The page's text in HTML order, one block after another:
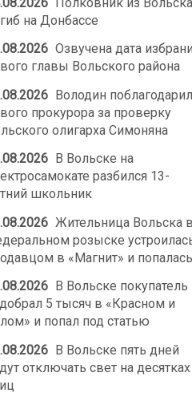
на Донбассе
Озвучена дата
главы Вольского района
Володин поблагодарил
прокурора за проверку
олигарха Симоняна
В Вольске на
разбился 13-
школьник
Жительница Вольска в
розыске
в «Магнит» и попалась
В Вольске покупатель
5 тысяч в «Красном и
и попал под статью
В Вольске пять дней
отключать свет на десятках